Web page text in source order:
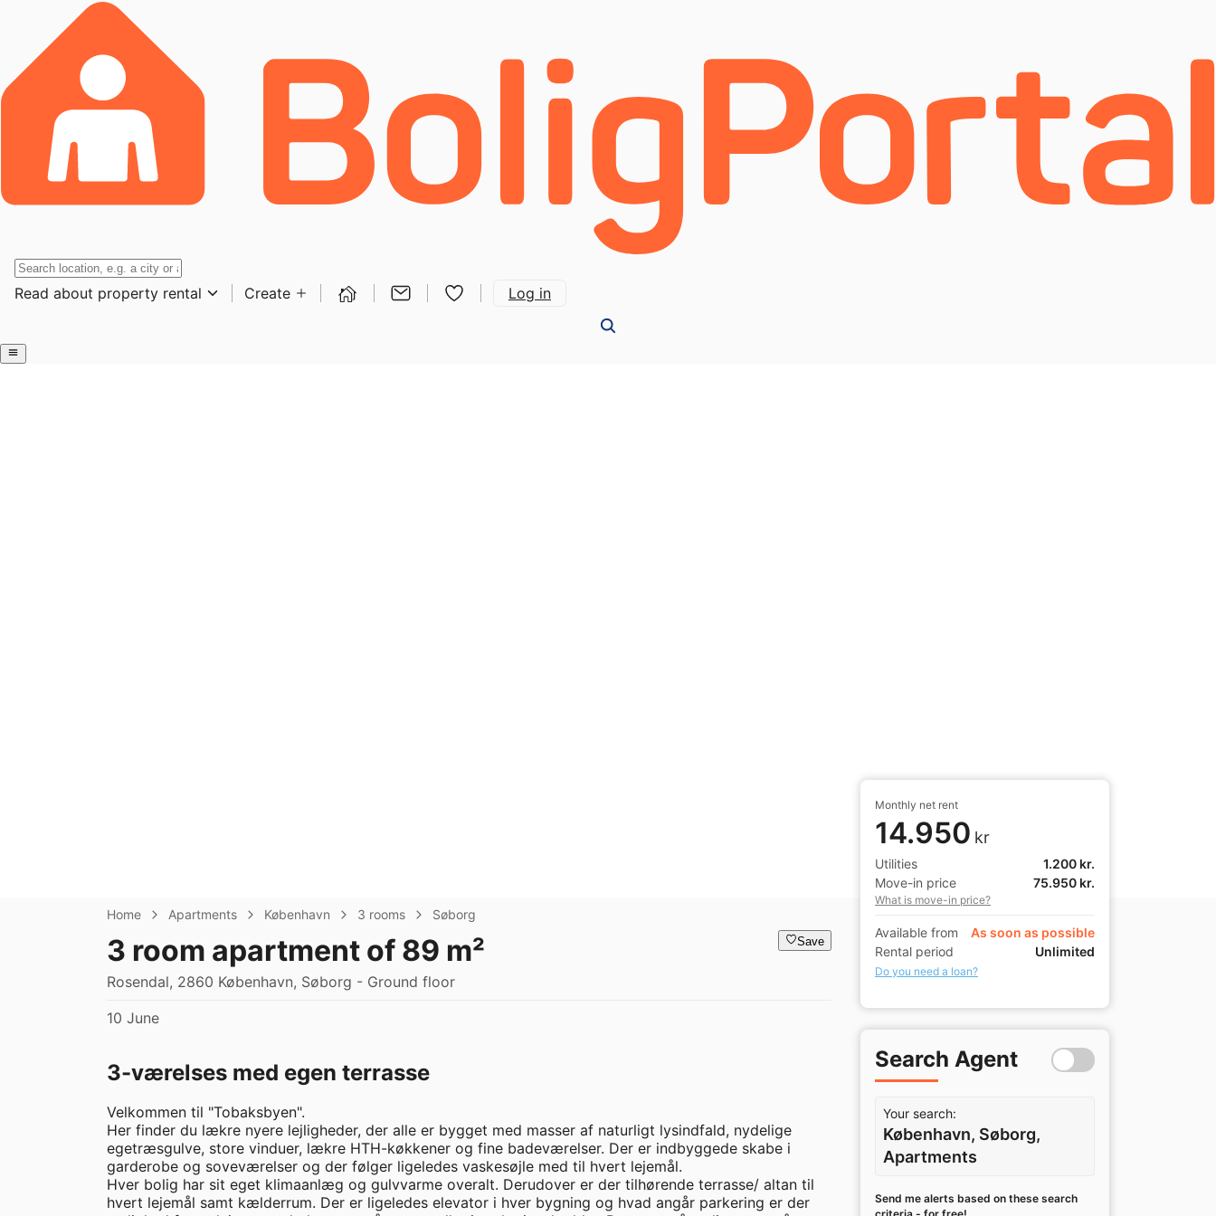
Read about property rental Create Log in
Home Apartments København 3 rooms Søborg
3 room apartment of 89 m²
Rosendal, 2860 København, Søborg - Ground floor
Save
10 June
3-værelses med egen terrasse
Velkommen til "Tobaksbyen".
Her finder du lækre nyere lejligheder, der alle er bygget med masser af naturligt lysindfald, nydelige
egetræsgulve, store vinduer, lækre HTH-køkkener og fine badeværelser. Der er indbyggede skabe i
garderobe og soveværelser og der følger ligeledes vaskesøjle med til hvert lejemål.
Hver bolig har sit eget klimaanlæg og gulvvarme overalt. Derudover er der tilhørende terrasse/ altan til
hvert lejemål samt kælderrum. Der er ligeledes elevator i hver bygning og hvad angår parkering er der
Monthly net rent
14.950 kr
Utilities
1.200 kr.
Move-in price
75.950 kr.
What is move-in price?
Available from
As soon as possible
Rental period
Unlimited
Do you need a loan?
Search Agent
Your search:
København, Søborg,
Apartments
Send me alerts based on these search